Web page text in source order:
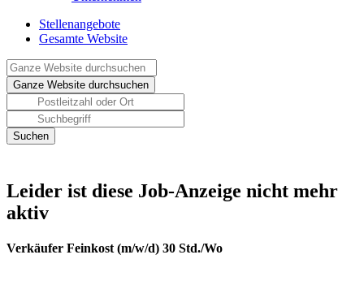
Stellenangebote
Gesamte Website
Leider ist diese Job-Anzeige nicht mehr
aktiv
Verkäufer Feinkost (m/w/d) 30 Std./Wo